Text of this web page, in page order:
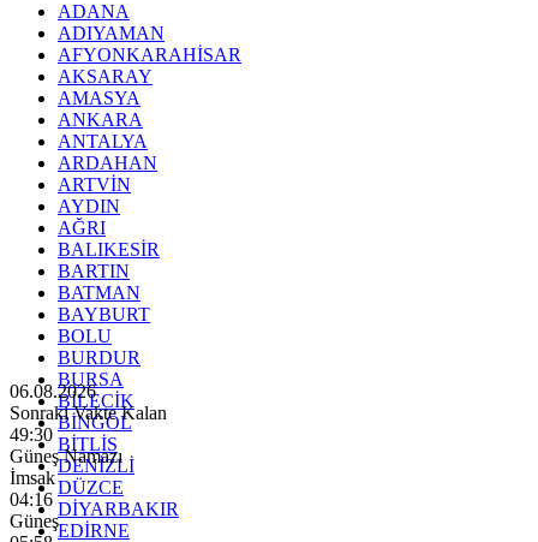
ADANA
ADIYAMAN
AFYONKARAHİSAR
AKSARAY
AMASYA
ANKARA
ANTALYA
ARDAHAN
ARTVİN
AYDIN
AĞRI
BALIKESİR
BARTIN
BATMAN
BAYBURT
BOLU
BURDUR
BURSA
BİLECİK
BİNGÖL
BİTLİS
DENİZLİ
DÜZCE
DİYARBAKIR
EDİRNE
06.08.2026
Sonraki Vakte Kalan
49:28
Güneş Namazı
İmsak
04:16
Güneş